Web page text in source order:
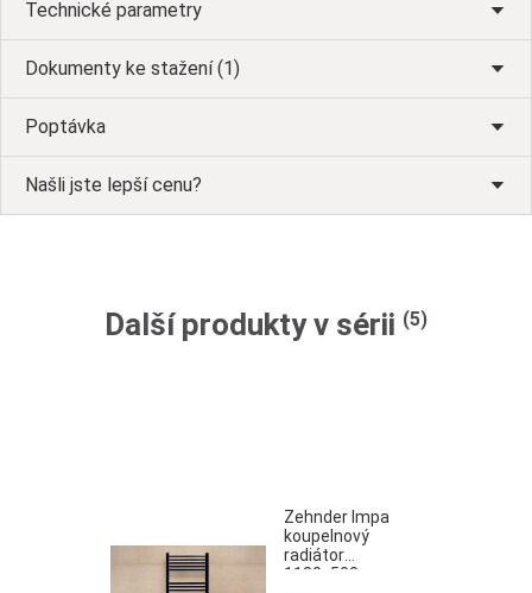
Technické parametry
Dokumenty ke stažení (1)
Poptávka
Našli jste lepší cenu?
Další produkty v sérii (5)
Zehnder Impa
koupelnový
radiátor
1180x500 mm